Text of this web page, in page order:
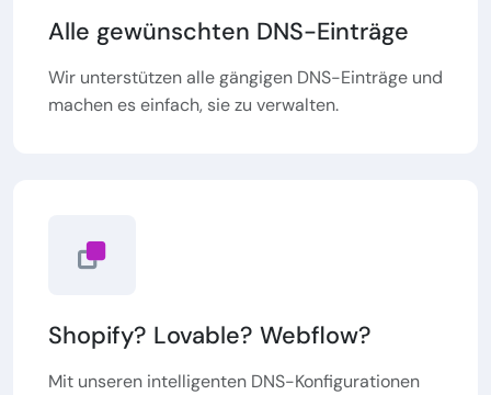
Alle gewünschten DNS-Einträge
Wir unterstützen alle gängigen DNS-Einträge und
machen es einfach, sie zu verwalten.
Shopify? Lovable? Webflow?
Mit unseren intelligenten DNS-Konfigurationen